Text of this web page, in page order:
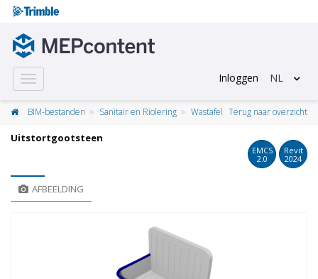
Toggle
navigation
Inloggen NL
BIM-bestanden Sanitair en Riolering Wastafel Terug naar overzicht
Uitstortgootsteen
EMCS
2.0
Revit
2024
AFBEELDING